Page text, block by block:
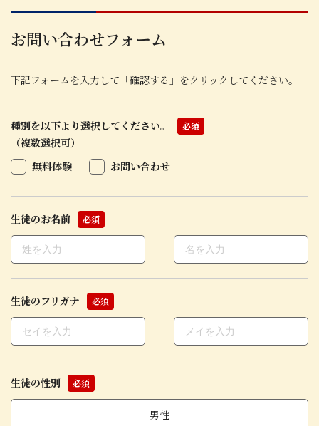
お問い合わせフォーム
下記フォームを入力して「確認する」をクリックしてください。
種別を以下より選択してください。 必須
（複数選択可）
無料体験
お問い合わせ
生徒のお名前 必須
生徒のフリガナ 必須
生徒の性別 必須
男性